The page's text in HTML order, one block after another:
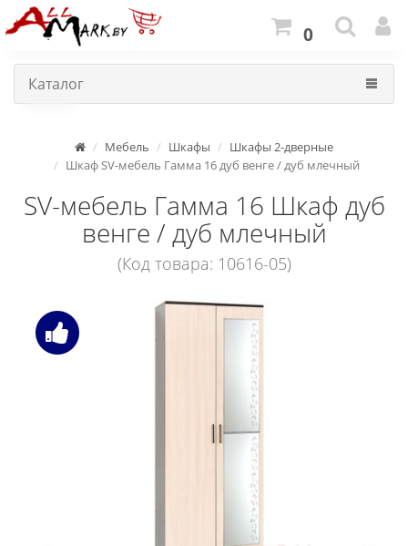
0
Каталог
Мебель Шкафы
Шкафы 2-дверные
Шкаф SV-мебель Гамма 16 дуб венге / дуб млечный
SV-мебель Гамма 16 Шкаф дуб
венге / дуб млечный
(Код товара: 10616-05)